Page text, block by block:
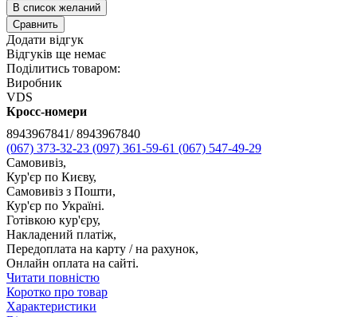
В список желаний
Сравнить
Додати відгук
Відгуків ще немає
Поділитись товаром:
Виробник
VDS
Кросс-номери
8943967841/ 8943967840
(067) 373-32-23 (097) 361-59-61 (067) 547-49-29
Самовивіз,
Кур'єр по Києву,
Самовивіз з Пошти,
Кур'єр по Україні.
Готівкою кур'єру,
Накладений платіж,
Передоплата на карту / на рахунок,
Онлайн оплата на сайті.
Читати повністю
Коротко про товар
Характеристики